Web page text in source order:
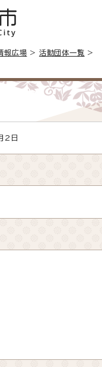
報広場 > 活動団体一覧 >
2日